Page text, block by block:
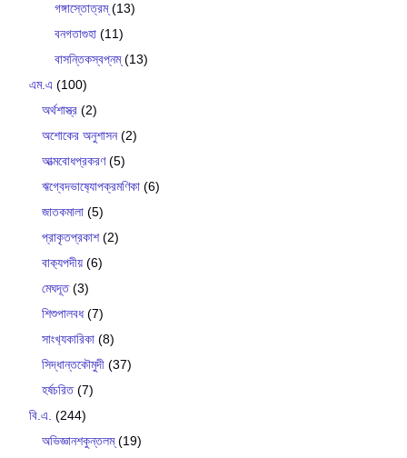
গঙ্গাস্তোত্রম্(13)
বনগতাগুহা (11)
বাসন্তিকস্বপ্নম্(13)
এম.এ (100)
অর্থশাস্ত্র (2)
অশোকের অনুশাসন(2)
আত্মবোধপ্রকরণ(5)
ঋগ্বেদভাষ‍্যোপক্রমণিকা (6)
জাতকমালা (5)
প্রাকৃতপ্রকাশ(2)
বাক‍্যপদীয় (6)
মেঘদূত(3)
শিশুপালবধ(7)
সাংখ‍্যকারিকা (8)
সিদ্ধান্তকৌমুদী (37)
হর্ষচরিত(7)
বি.এ. (244)
অভিজ্ঞানশকুন্তলম্(19)